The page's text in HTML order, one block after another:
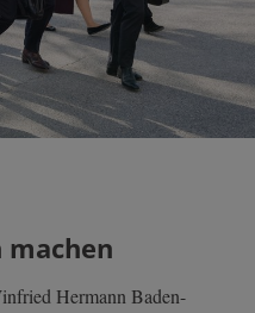
machen
Hermann Baden-